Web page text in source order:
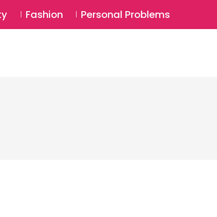
Login ⚲
Fashion Personal Problems